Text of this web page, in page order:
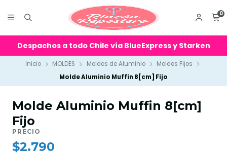
0
Despachos a todo Chile vía BlueExpress y Starken
Inicio MOLDES Moldes de Aluminio
Moldes Fijos
Molde Aluminio Muffin 8[cm] Fijo
Molde Aluminio Muffin 8[cm]
Fijo
PRECIO
$2.790